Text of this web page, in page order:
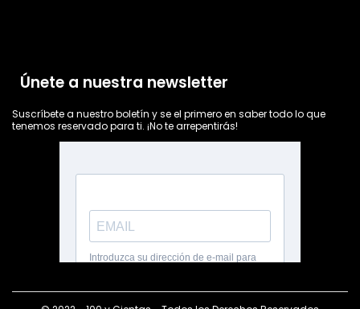
Únete a nuestra newsletter
Suscríbete a nuestro boletín y se el primero en saber todo lo que
tenemos reservado para ti. ¡No te arrepentirás!